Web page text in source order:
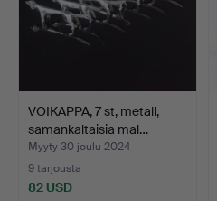
VOIKAPPA, 7 st, metall,
samankaltaisia mal…
Myyty 30 joulu 2024
9 tarjousta
82 USD